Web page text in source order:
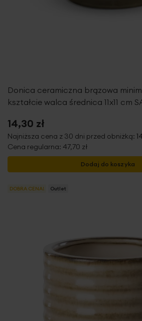
Donica ceramiczna brązowa
kształcie walca średnica 11x11 cm
14,30 zł
Najniższa cena z 30 dni przed obniżką:
Cena regularna: 47,70 zł
Dodaj do koszyka
DOBRA CENA! Outlet